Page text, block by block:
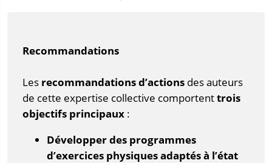
Recommandations
Les recommandations d’actions des auteurs
de cette expertise collective comportenttrois
objectifs principaux :
Développer des programmes
d’exercices physiquesadaptés à l’état